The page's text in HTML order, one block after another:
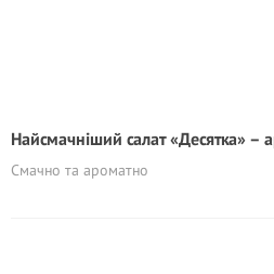
Найсмачніший салат «Десятка» –
Смачно та ароматно